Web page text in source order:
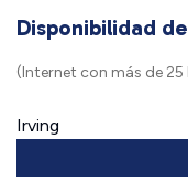
Disponibilidad
(Internet con más de 25
Irving